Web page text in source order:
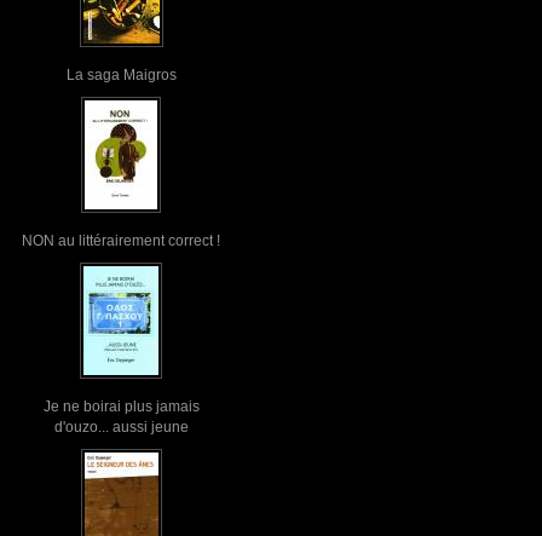
La saga Maigros
NON au littérairement correct !
Je ne boirai plus jamais
d'ouzo... aussi jeune